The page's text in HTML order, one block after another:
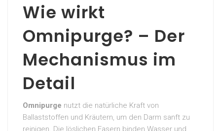
Wie wirkt
Omnipurge? – Der
Mechanismus im
Detail
Omnipurge nutzt die natürliche Kraft von
Ballaststoffen und Kräutern, um den Darm sanft zu
reinigen. Die löslichen Fasern binden Wasser und